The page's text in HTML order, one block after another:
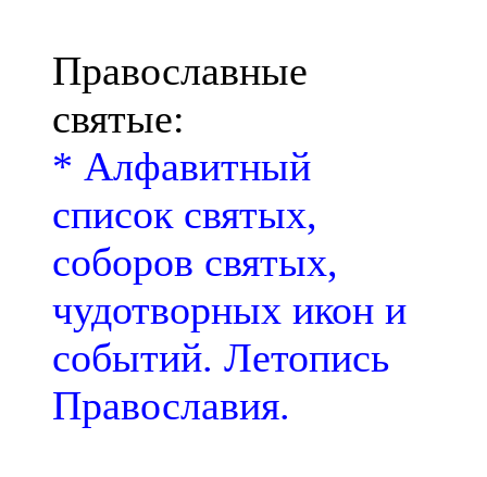
Православные
святые:
* Алфавитный
список святых,
соборов святых,
чудотворных икон и
событий. Летопись
Православия.